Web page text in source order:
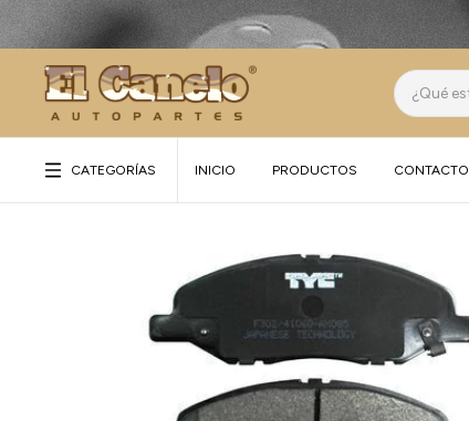
CATEGORÍAS INICIO PRODUCTOS CONTACTO